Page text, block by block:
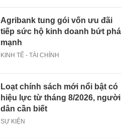
Agribank tung gói vốn ưu đãi
tiếp sức hộ kinh doanh bứt phá
mạnh
KINH TẾ - TÀI CHÍNH
Loạt chính sách mới nổi bật có
hiệu lực từ tháng 8/2026, người
dân cần biết
SỰ KIỆN